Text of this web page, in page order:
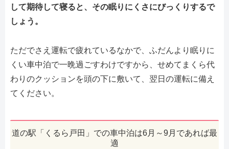
して期待して寝ると、その眠りにくさにびっくりするで
しょう。
ただでさえ運転で疲れているなかで、ふだんより眠りに
くい車中泊で一晩過ごすわけですから、せめてまくら代
わりのクッションを頭の下に敷いて、翌日の運転に備え
てください。
道の駅「くるら戸田」での車中泊は6月～9月であれば最
適